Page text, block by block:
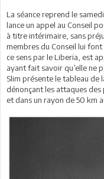
La séance reprend le
lance un appel au Conseil
à titre intérimaire, sans
membres du Conseil lui
ce sens par le Liberia, est
ayant fait savoir qu’elle ne
Slim présente le tableau de
dénonçant les attaques
et dans un rayon de 50 km